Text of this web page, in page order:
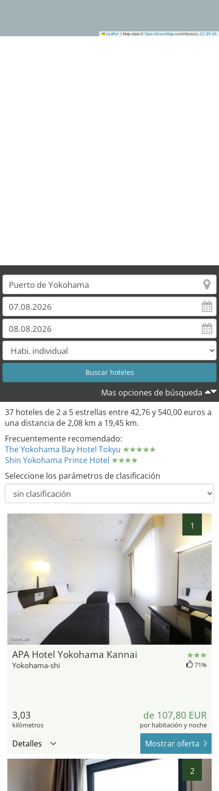
Leaflet | Map data © OpenStreetMap contributors, CC-BY-SA
Mas opciones de búsqueda
37 hoteles de 2 a 5 estrellas entre 42,76 y 540,00 euros a
una distancia de 2,08 km a 19,45 km.
Frecuentemente recomendado:
The Yokohama Bay Hotel Tokyu
Shin Yokohama Prince Hotel
Seleccione los parámetros de clasificación
1
hotel.de
APA Hotel Yokohama Kannai
Yokohama-shi 71%
3,03
kilómetros
de 107,80 EUR
por habitación y noche
Detalles Mostrar oferta
2